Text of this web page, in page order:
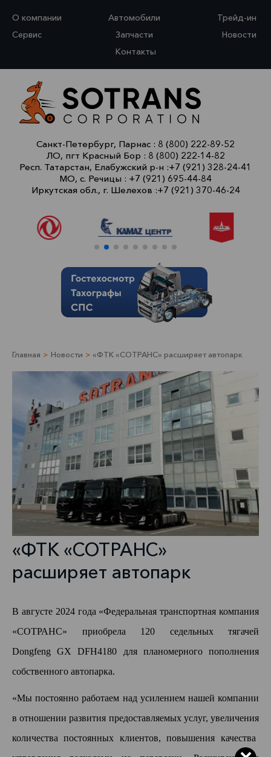
О компании Автомобили
Трейд-ин
Сервис
Запчасти
Новости
Контакты
Санкт-Петербург, Парнас : 8 (800) 222-89-52
ЛО, пгт Красный Бор : 8 (800) 222-14-82
Респ. Татарстан, Елабужский р-н :+7 (921) 328-24-41
МО, с. Речицы : +7 (921) 695-44-84
Иркутская обл., г. Шелехов :+7 (921) 370-46-24
Главная > Новости > «ФТК «СОТРАНС» расширяет автопарк
«ФТК «СОТРАНС»
расширяет автопарк
В августе 2024 года «Федеральная транспортная компания
«СОТРАНС» приобрела 120 седельных тягачей
Dongfeng
GXDFH4180 для планомерного пополнения
собственного автопарка.
«Мы постоянно работаем над усилением нашей компании
в отношенииразвития предоставляемых услуг, увеличения
количества постоянных клиентов, повышения качества